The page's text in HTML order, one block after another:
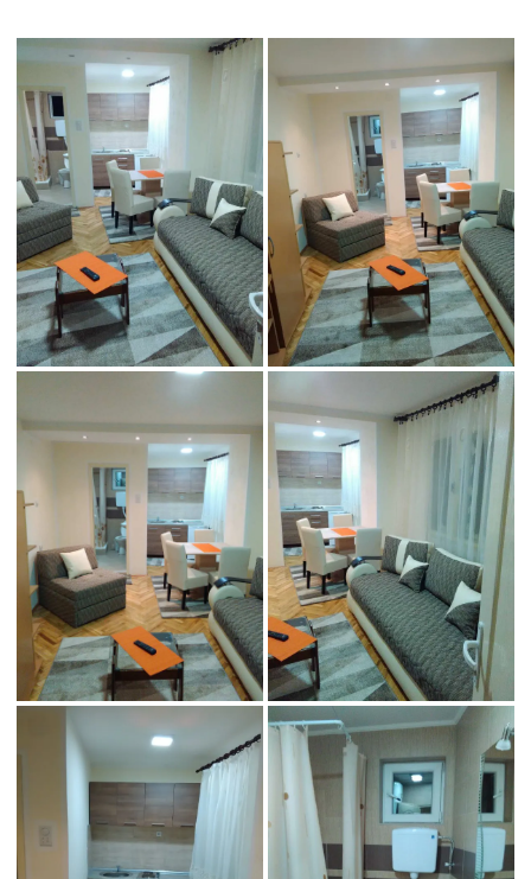
Studio Biba 1 Studio Biba 1
Studio Biba 1 Studio Biba 1
Studio Biba 1 Studio Biba 1